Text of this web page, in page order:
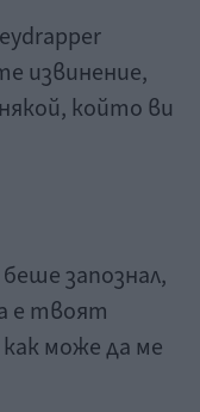
извинение,
който ви
запознал,
е твоят
може да ме